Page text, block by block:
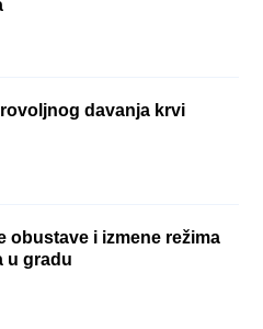
davanja krvi
obustave i izmene režima
u gradu